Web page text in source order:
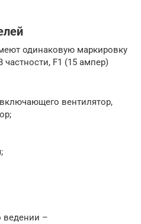
одинаковую маркировку
F1 (15 ампер)
вентилятор,
ведении –